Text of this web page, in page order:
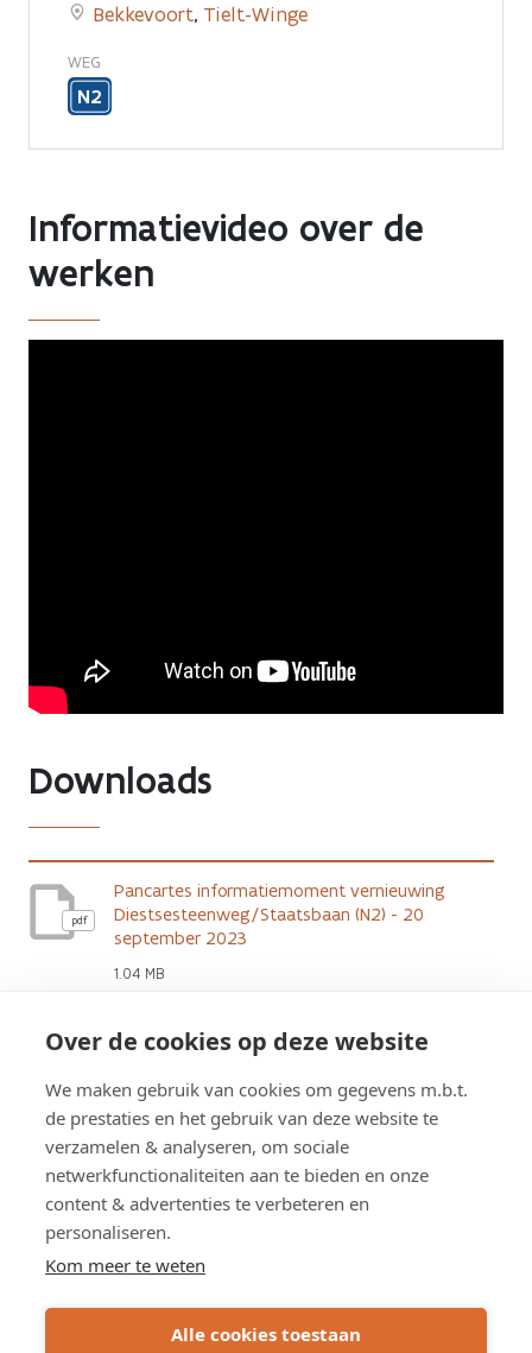
Over de cookies op deze website
We maken gebruik van cookies om gegevens m.b.t.
de prestaties en het gebruik van deze website te
verzamelen & analyseren, om sociale
netwerkfunctionaliteiten aan te bieden en onze
content & advertenties te verbeteren en
personaliseren.
Kom meer te weten
Alle cookies toestaan
Bekkevoort, Tielt-Winge
WEG
N2
Informatievideo over de
werken
Downloads
pdf
Pancartes informatiemoment vernieuwing
Diestsesteenweg/Staatsbaan (N2) - 20
september 2023
1.04 MB
Bewonersbrief start werken - oktober 2023
362.46 kB
Schrijf u in op de nieuwsbrief
Subscribe